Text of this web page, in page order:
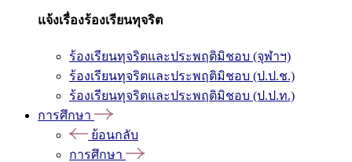
แจ้งเรื่องร้องเรียนทุจริต
ร้องเรียนทุจริตและประพฤติมิชอบ (จุฬาฯ)
ร้องเรียนทุจริตและประพฤติมิชอบ (ป.ป.ช.)
ร้องเรียนทุจริตและประพฤติมิชอบ (ป.ป.ท.)
การศึกษา
ย้อนกลับ
การศึกษา